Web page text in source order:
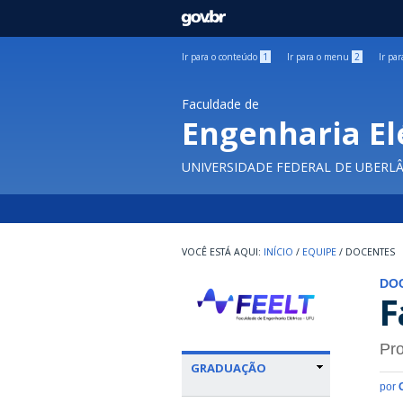
GOVBR
Ir para o conteúdo 1 Ir para o menu 2 Ir
Faculdade de
Engenharia
UNIVERSIDADE FEDERAL DE
INÍCIO / EQUIPE / DOCENTES
GRADUAÇÃO
por